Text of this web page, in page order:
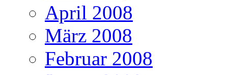
April 2008
März 2008
Februar 2008